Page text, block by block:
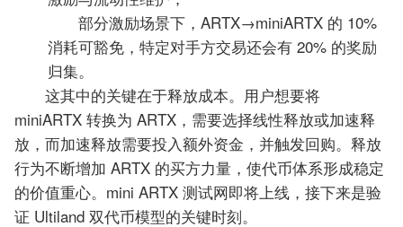
部分激励场景下，ARTX→miniARTX 的 10%
消耗可豁免，特定对手方交易还会有 20% 的奖励
归集。
这其中的关键在于释放成本。用户想要将
miniARTX 转换为 ARTX，需要选择线性释放或加速释
放，而加速释放需要投入额外资金，并触发回购。释放
行为不断增加 ARTX 的买方力量，使代币体系形成稳定
的价值重心。mini ARTX 测试网即将上线，接下来是验
证 Ultiland 双代币模型的关键时刻。